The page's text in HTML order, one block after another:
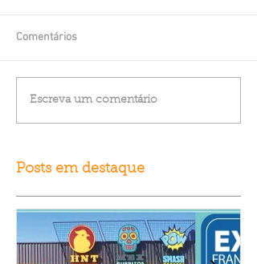
Comentários
Escreva um comentário
Posts em destaque